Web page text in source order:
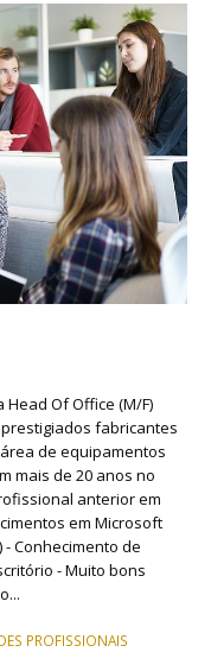
Head Of Office (M/F)
fabricantes
de equipamentos
mais de 20 anos no
anterior em
em Microsoft
- Conhecimento de
- Muito bons
PROFISSIONAIS